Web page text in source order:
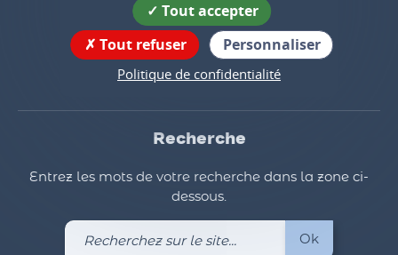
Suivez nous !
Recherche
Entrez les mots de votre recherche dans la zone ci-
dessous.
Recherchez
sur
Ok
Tout accepter
Tout refuser
Personnaliser
Politique de confidentialité